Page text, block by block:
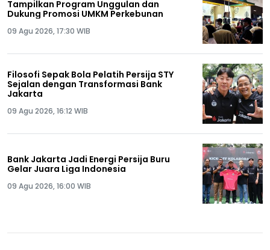
Tampilkan Program Unggulan dan
Dukung Promosi UMKM Perkebunan
09 Agu 2026, 17:30 WIB
Filosofi Sepak Bola Pelatih Persija STY
Sejalan dengan Transformasi Bank
Jakarta
09 Agu 2026, 16:12 WIB
Bank Jakarta Jadi Energi Persija Buru
Gelar Juara Liga Indonesia
09 Agu 2026, 16:00 WIB